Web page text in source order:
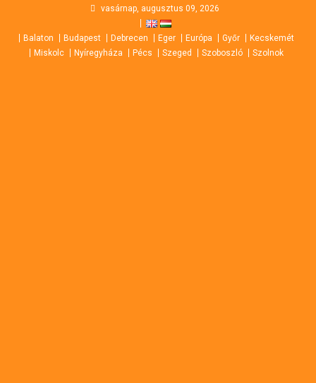
content
vasárnap, augusztus 09, 2026
Balaton Budapest Debrecen Eger Európa Győr
Kecskemét
Miskolc
Nyíregyháza Pécs Szeged Szoboszló Szolnok